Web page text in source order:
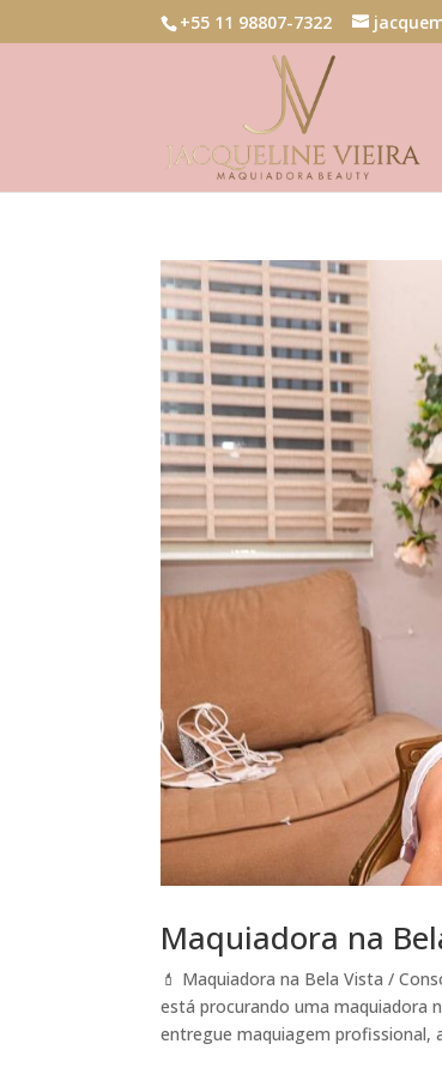
+55 11 98807-7322
Maquiadora na
💄 Maquiadora na Bela Vista /
está procurando uma maquiadora
entregue maquiagem profissional,